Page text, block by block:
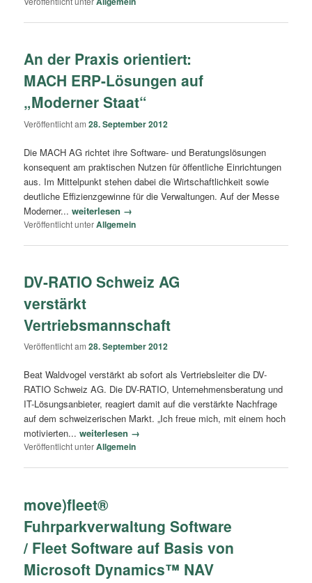
An der Praxis orientiert:
MACH ERP-Lösungen auf
„Moderner Staat“
Veröffentlicht am28. September 2012
Die MACH AG richtet ihre Software- und Beratungslösungen
konsequent am praktischen Nutzen für öffentliche Einrichtungen
aus. Im Mittelpunkt stehen dabei die Wirtschaftlichkeit sowie
deutliche Effizienzgewinne für die Verwaltungen. Auf der Messe
Moderner...weiterlesen →
Veröffentlicht unterAllgemein
DV-RATIO Schweiz AG
verstärkt
Vertriebsmannschaft
Veröffentlicht am28. September 2012
Beat Waldvogel verstärkt ab sofort als Vertriebsleiter die DV-
RATIO Schweiz AG. Die DV-RATIO, Unternehmensberatung und
IT-Lösungsanbieter, reagiert damit auf die verstärkte Nachfrage
auf dem schweizerischen Markt. „Ich freue mich, mit einem hoch
motivierten...weiterlesen →
Veröffentlicht unterAllgemein
move)fleet®
Fuhrparkverwaltung Software
/ Fleet Software auf Basis von
Microsoft Dynamics™ NAV